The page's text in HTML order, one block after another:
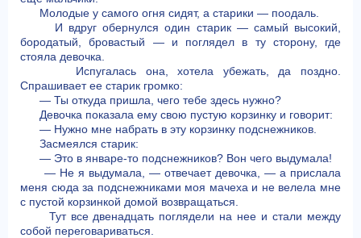
Молодые у самого огня сидят, а старики — поодаль.
И вдруг обернулся один старик — самый высокий,
бородатый, бровастый — и поглядел в ту сторону, где
стояла девочка.
Испугалась она, хотела убежать, да поздно.
Спрашивает ее старик громко:
— Ты откуда пришла, чего тебе здесь нужно?
Девочка показала ему свою пустую корзинку и говорит:
— Нужно мне набрать в эту корзинку подснежников.
Засмеялся старик:
— Это в январе-то подснежников? Вон чего выдумала!
— Не я выдумала, — отвечает девочка, — а прислала
меня сюда за подснежниками моя мачеха и не велела мне
с пустой корзинкой домой возвращаться.
Тут все двенадцать поглядели на нее и стали между
собой переговариваться.